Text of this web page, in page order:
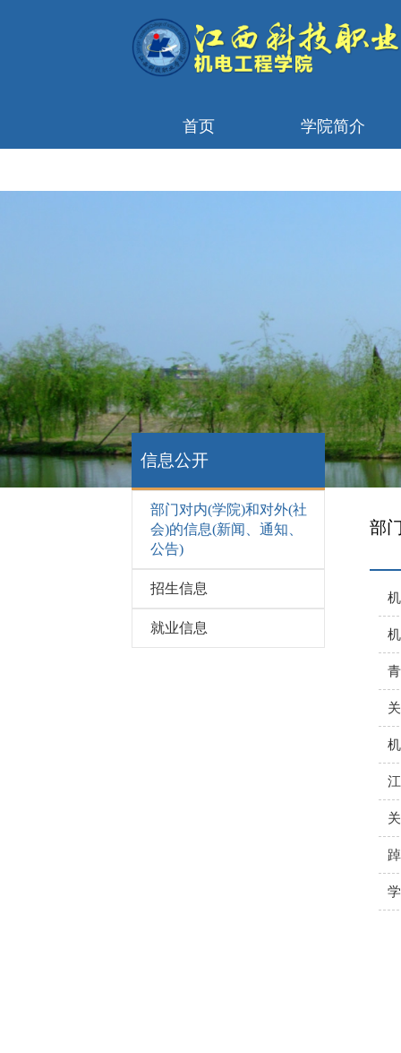
首页 学院简介
信息公开
部门对内(学院)和对外(社
会)的信息(新闻、通知、
公告)
招生信息
就业信息
部